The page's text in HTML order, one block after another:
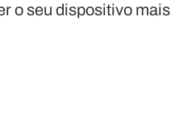
o seu dispositivo mais